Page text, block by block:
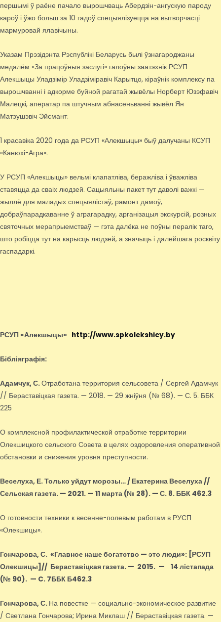
першымі ў раёне пачало вырошчваць Абердзін-ангускую пароду
кароў і ўжо больш за 10 гадоў спецыялізуецца на вытворчасці
мармуровай ялавічыны.
Указам Прэзідэнта Рэспублікі Беларусь былі ўзнагароджаны
медалём «За працоўныя заслугі» галоўны заатэхнік РСУП
Алекшыцы Уладзімір Уладзіміравіч Карытцо, кіраўнік комплексу па
вырошчванні і адкорме буйной рагатай жывёлы Норберт Юзэфавіч
Малецкі, аператар па штучным абнасеньванні жывёл Ян
Матэушэвіч Эйсмант.
1 красавіка 2020 года да РСУП «Алекшыцы» быў далучаны КСУП
«Канюхі-Агра».
У РСУП «Алекшыцы» вельмі клапатліва, беражліва і ўважліва
ставяцца да сваіх людзей. Сацыяльны пакет тут даволі важкі —
жыллё для маладых спецыялістаў, рамонт дамоў,
добраўпарадкаванне ў аграгарадку, арганізацыя экскурсій, розных
святочных мерапрыемстваў — гэта далёка не поўны пералік таго,
што робіцца тут на карысць людзей, а значыць і далейшага росквіту
гаспадаркі.
РСУП «Алекшыцы» http://www.spkolekshicy.by
Бібліяграфія:
Адамчук, С.Отработана территория сельсовета / Сергей Адамчук
// Бераставіцкая газета. — 2018. — 29 жніўня (№ 68). — С. 5. ББК
225
О комплексной профилактической отработке территории
Олекшицкого сельского Совета в целях оздоровления оперативной
обстановки и снижения уровня преступности.
Веселуха, Е.Только уйдут морозы… / Екатерина Веселуха //
Сельская газета. — 2021. — 11 марта (№ 28). — С. 8. ББК 462.3
О готовности техники к весенне-полевым работам в РУСП
«Олекшицы».
Гончарова, С. «Главное наше богатство — это люди»: [РСУП
Олекшицы] // Бераставіцкая газета. — 2015. — 14 лістапада
(№ 90). — C. 7ББК Б462.3
Гончарова, С. На повестке — социально-экономическое развитие
/ Светлана Гончарова; Ирина Миклаш // Бераставіцкая газета. —